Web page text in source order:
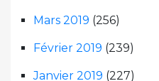
Mars 2019 (256)
Février 2019 (239)
Janvier 2019 (227)